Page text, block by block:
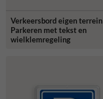
Verkeersbord eigen terrein
Parkeren met tekst en
wielklemregeling